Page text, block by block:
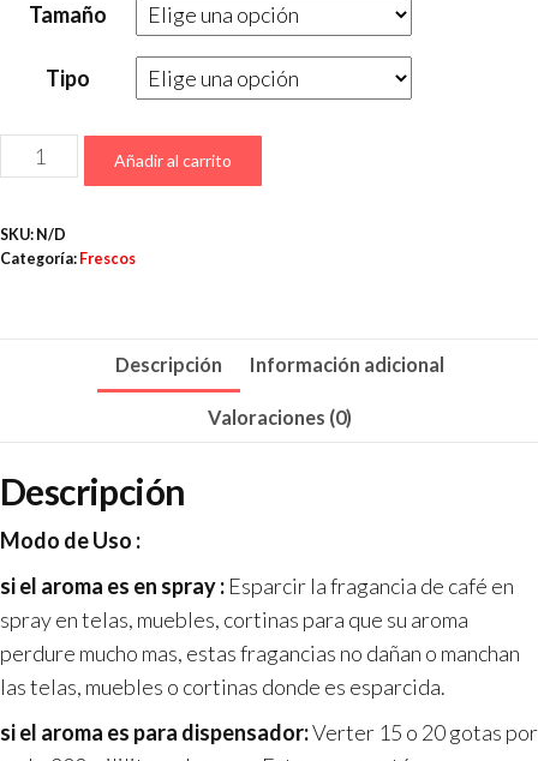
Tamaño
Tipo
Añadir al carrito
SKU: N/D
Categoría: Frescos
Descripción Información adicional
Valoraciones (0)
Descripción
Modo de Uso :
si el aroma es en spray : Esparcir la fragancia de café en
spray en telas, muebles, cortinas para que su aroma
perdure mucho mas, estas fragancias no dañan o manchan
las telas, muebles o cortinas donde es esparcida.
si el aroma es para dispensador:Verter 15 o 20 gotas por